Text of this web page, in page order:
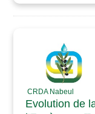
CRDA Nabeul
Evolution de